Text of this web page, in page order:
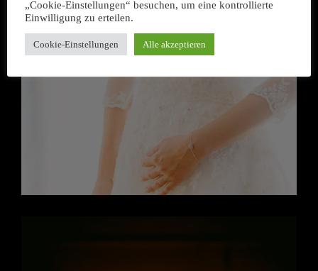
„Cookie-Einstellungen“ besuchen, um eine kontrollierte
Einwilligung zu erteilen.
Cookie-Einstellungen Alle akzeptieren